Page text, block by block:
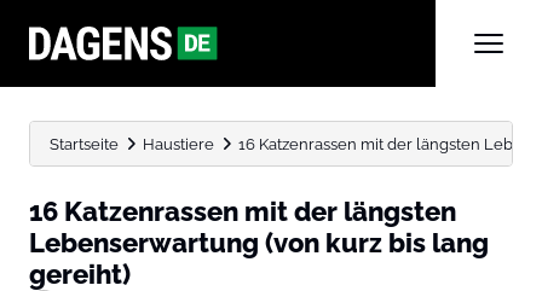
Startseite Haustiere 16 Katzenrassen mit der längsten
16 Katzenrassen mit der längsten
Lebenserwartung (von kurz bis lang
gereiht)